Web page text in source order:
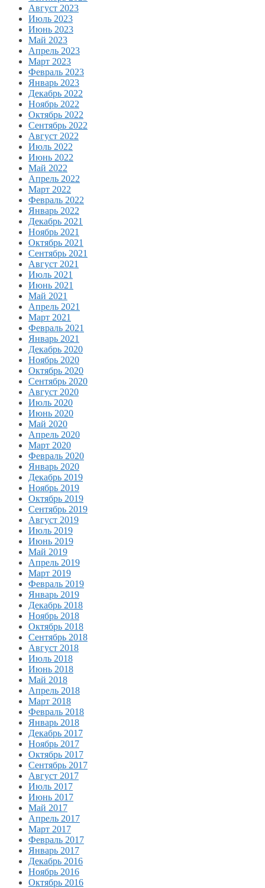
Август 2023
Июль 2023
Июнь 2023
Май 2023
Апрель 2023
Март 2023
Февраль 2023
Январь 2023
Декабрь 2022
Ноябрь 2022
Октябрь 2022
Сентябрь 2022
Август 2022
Июль 2022
Июнь 2022
Май 2022
Апрель 2022
Март 2022
Февраль 2022
Январь 2022
Декабрь 2021
Ноябрь 2021
Октябрь 2021
Сентябрь 2021
Август 2021
Июль 2021
Июнь 2021
Май 2021
Апрель 2021
Март 2021
Февраль 2021
Январь 2021
Декабрь 2020
Ноябрь 2020
Октябрь 2020
Сентябрь 2020
Август 2020
Июль 2020
Июнь 2020
Май 2020
Апрель 2020
Март 2020
Февраль 2020
Январь 2020
Декабрь 2019
Ноябрь 2019
Октябрь 2019
Сентябрь 2019
Август 2019
Июль 2019
Июнь 2019
Май 2019
Апрель 2019
Март 2019
Февраль 2019
Январь 2019
Декабрь 2018
Ноябрь 2018
Октябрь 2018
Сентябрь 2018
Август 2018
Июль 2018
Июнь 2018
Май 2018
Апрель 2018
Март 2018
Февраль 2018
Январь 2018
Декабрь 2017
Ноябрь 2017
Октябрь 2017
Сентябрь 2017
Август 2017
Июль 2017
Июнь 2017
Май 2017
Апрель 2017
Март 2017
Февраль 2017
Январь 2017
Декабрь 2016
Ноябрь 2016
Октябрь 2016